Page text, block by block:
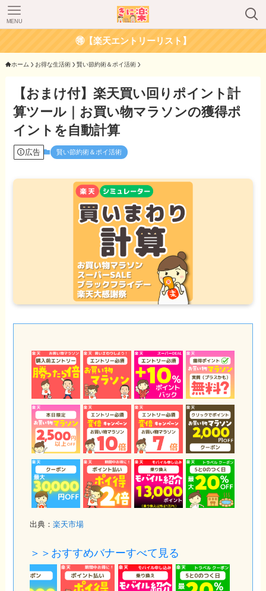
MENU
🉐【楽天エントリーリスト】
ホーム お得な生活術 賢い節約術＆ポイ活術
【おまけ付】楽天買い回りポイント計
算ツール｜お買い物マラソンの獲得ポ
イントを自動計算
広告 賢い節約術＆ポイ活術
出典：楽天市場
＞＞おすすめバナーすべて見る